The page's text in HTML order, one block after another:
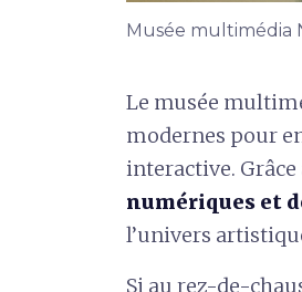
Musée multimédia
Le musée
modernes pour
interactive. Grâce
numériques et
l’univers
Si au rez-de-